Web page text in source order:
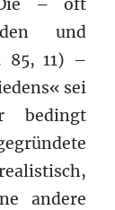
Die – oft
und
85, 11) –
sei
bedingt
andere